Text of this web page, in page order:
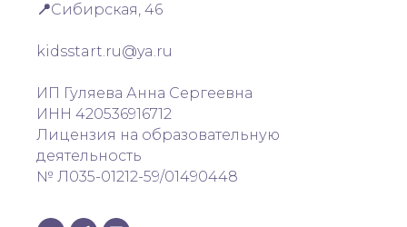
📍Сибирская, 46
kidsstart.ru@ya.ru
ИП Гуляева Анна Сергеевна
ИНН 420536916712
Лицензия на образовательную
деятельность
№ Л035-01212-59/01490448